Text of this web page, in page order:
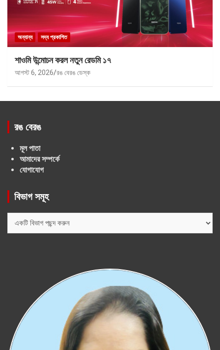
অন্যান্য সদ্য প্রকাশিত
শাওমি উন্মোচন করল নতুন রেডমি ১৭
আগস্ট 6, 2026 রঙ বেরঙ ডেস্ক
রঙ বেরঙ
মূল পাতা
আমাদের সম্পর্কে
যোগাযোগ
বিভাগ সমূহ